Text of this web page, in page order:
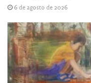
6 de agosto de 2026